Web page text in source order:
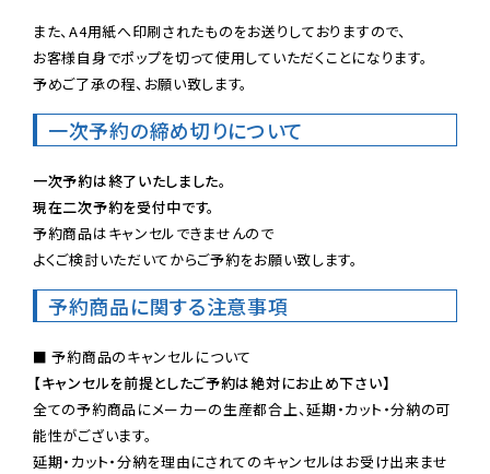
また、A4用紙へ印刷されたものをお送りしておりますので、
お客様自身でポップを切って使用していただくことになります。
予めご了承の程、お願い致します。
一次予約の締め切りについて
一次予約は終了いたしました。
現在二次予約を受付中です。
予約商品はキャンセルできませんので
よくご検討いただいてからご予約をお願い致します。
予約商品に関する注意事項
【キャンセルを前提としたご予約は絶対にお止め下さい】
全ての予約商品にメーカーの生産都合上、延期・カット・分納の可
能性がございます。
延期・カット・分納を理由にされてのキャンセルはお受け出来ませ